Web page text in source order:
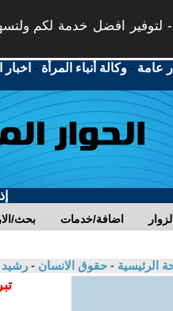
لتوفير افضل خدمة لكم
عامة -وكالة أنباء المرأة -
بحث/ اضافة/خدمات الزوار
الرئيسية - حقوق الانسان - رشيد